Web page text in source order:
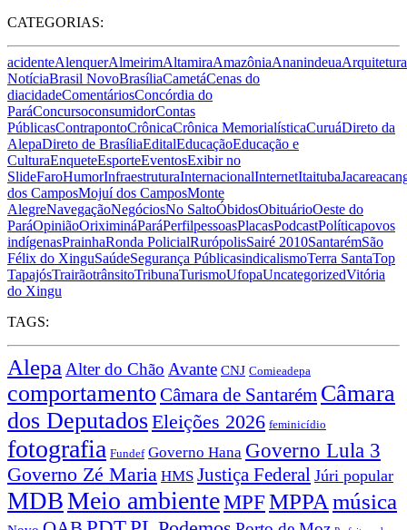
CATEGORIAS:
acidenteAlenquerAlmeirimAltamiraAmazôniaAnanindeuaArquitetura
NotíciaBrasil NovoBrasíliaCametáCenas do
diacidadeComentáriosConcórdia do
ParáConcursoconsumidorContas
PúblicasContrapontoCrônicaCrônica MemorialísticaCuruáDireto da
AlepaDireto de BrasíliaEditalEducaçãoEducação e
CulturaEnqueteEsporteEventosExibir no
SlideFaroHumorInfraestruturaInternacionalInternetItaituba
dos CamposMojuí dos CamposMonte
AlegreNavegaçãoNegóciosNo SaltoÓbidosObituárioOeste do
ParáOpiniãoOriximináParáPerfilpessoasPlacasPodcastPolíticapovos
indígenasPrainhaRonda PolicialRurópolisSairé 2010SantarémSão
Félix do XinguSaúdeSegurança PúblicasindicalismoTerra SantaTop
TapajósTrairãotrânsitoTribunaTurismoUfopaUncategorizedVitória
do Xingu
TAGS:
Alepa Alter do Chão Avante CNJ Comieadepa
comportamento Câmara de Santarém Câmara
dos DeputadosEleições 2026 feminicídio
fotografia Fundef Governo Hana Governo Lula 3
Governo Zé Maria HMS Justiça Federal Júri popular
MDBMeio ambienteMPFMPPA música